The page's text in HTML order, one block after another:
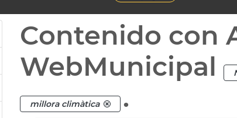
Contenido con
WebMunicipal
millora climàtica .